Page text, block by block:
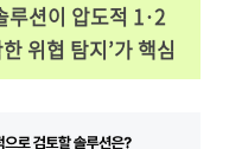
루션이 압도적 1·2
위협 탐지’가 핵심